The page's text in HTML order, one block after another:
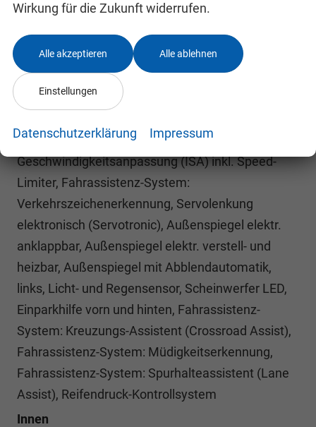
klappbar (60:40) Mittelarmlehne und
Durchladefunktion, Seitenairbag vorn mitte
(Center-Airbag), Sitzheizung vorn, Dachreling,
Fahrassistenz-System: Auffahrwarnsystem mit
City-Notbremsfunktion (Frontradar-Assistent),
Holder), Fahrassistenz-System: Intelligente
Geschwindigkeitsanpassung (ISA) inkl. Speed-
Limiter, Fahrassistenz-System:
Verkehrszeichenerkennung, Servolenkung
elektronisch (Servotronic), Außenspiegel elektr.
anklappbar, Außenspiegel elektr. verstell- und
heizbar, Außenspiegel mit Abblendautomatik,
links, Licht- und Regensensor, Scheinwerfer LED,
Einparkhilfe vorn und hinten, Fahrassistenz-
System: Kreuzungs-Assistent (Crossroad Assist),
Fahrassistenz-System: Müdigkeitserkennung,
Fahrassistenz-System: Spurhalteassistent (Lane
Assist), Reifendruck-Kontrollsystem
Innen
Wirkung für die Zukunft widerrufen.
Alle akzeptieren Alle ablehnen
Einstellungen
Datenschutzerklärung Impressum